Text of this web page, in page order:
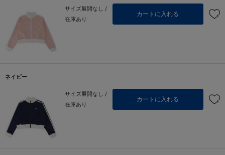
サイズ展開なし /
在庫あり
カートに入れる
ネイビー
サイズ展開なし /
在庫あり
カートに入れる